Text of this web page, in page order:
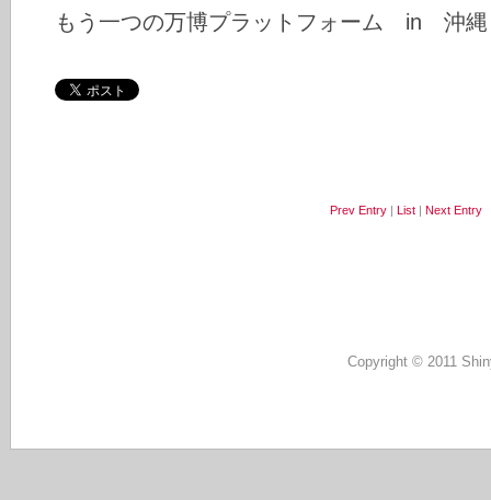
もう一つの万博プラットフォーム in 沖縄
Prev Entry| List| Next Entry
Copyright © 2011